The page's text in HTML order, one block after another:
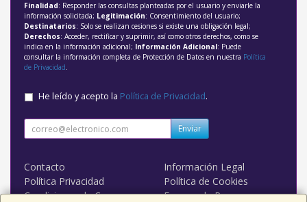
Finalidad: Responder las consultas planteadas por el usuario y enviarle la
información solicitada; Legitimación: Consentimiento del usuario;
Destinatarios: Solo se realizan cesiones si existe una obligación legal;
Derechos: Acceder, rectificar y suprimir, así como otros derechos, como se
indica en la información adicional; Información Adicional: Puede
consultar la información completa de Protección de Datos en nuestra Política
de Privacidad.
He leído y acepto la Política de Privacidad.
Enviar
Contacto
Información Legal
Política Privacidad
Política de Cookies
Condiciones de Compra
Formas de Pago